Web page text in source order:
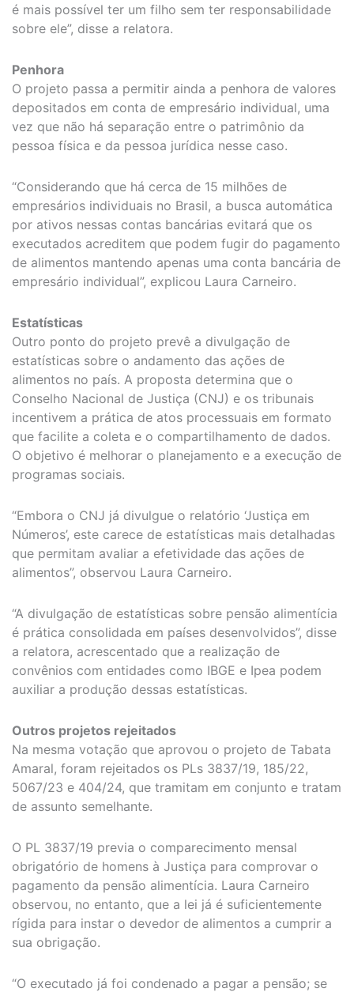
é mais possível ter um filho sem ter responsabilidade
sobre ele”, disse a relatora.
Penhora
O projeto passa a permitir ainda a penhora de valores
depositados em conta de empresário individual, uma
vez que não há separação entre o patrimônio da
pessoa física e da pessoa jurídica nesse caso.
“Considerando que há cerca de 15 milhões de
empresários individuais no Brasil, a busca automática
por ativos nessas contas bancárias evitará que os
executados acreditem que podem fugir do pagamento
de alimentos mantendo apenas uma conta bancária de
empresário individual”, explicou Laura Carneiro.
Estatísticas
Outro ponto do projeto prevê a divulgação de
estatísticas sobre o andamento das ações de
alimentos no país. A proposta determina que o
Conselho Nacional de Justiça (CNJ) e os tribunais
incentivem a prática de atos processuais em formato
que facilite a coleta e o compartilhamento de dados.
O objetivo é melhorar o planejamento e a execução de
programas sociais.
“Embora o CNJ já divulgue o relatório ‘Justiça em
Números’, este carece de estatísticas mais detalhadas
que permitam avaliar a efetividade das ações de
alimentos”, observou Laura Carneiro.
“A divulgação de estatísticas sobre pensão alimentícia
é prática consolidada em países desenvolvidos”, disse
a relatora, acrescentado que a realização de
convênios com entidades como IBGE e Ipea podem
auxiliar a produção dessas estatísticas.
Outros projetos rejeitados
Na mesma votação que aprovou o projeto de Tabata
Amaral, foram rejeitados os PLs 3837/19, 185/22,
5067/23 e 404/24, que tramitam em conjunto e tratam
de assunto semelhante.
O PL 3837/19 previa o comparecimento mensal
obrigatório de homens à Justiça para comprovar o
pagamento da pensão alimentícia. Laura Carneiro
observou, no entanto, que a lei já é suficientemente
rígida para instar o devedor de alimentos a cumprir a
sua obrigação.
“O executado já foi condenado a pagar a pensão; se